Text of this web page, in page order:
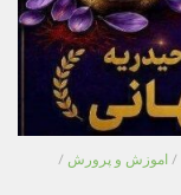
/ اموزش و پرورش /